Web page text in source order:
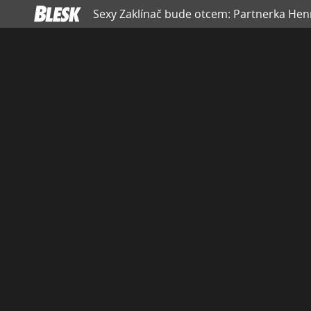
Sexy Zaklínač bude otcem: Partnerka